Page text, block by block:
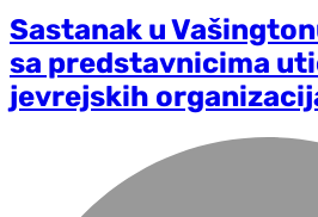
Sastanak u
sa predstavnicima
jevrejskih